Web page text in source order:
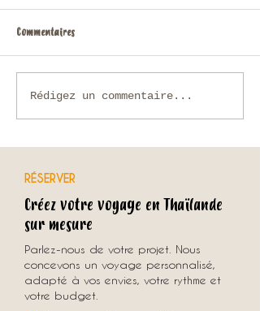
Que faire en Thaïlande en
novembre ?
Commentaires
Rédigez un commentaire...
RÉSERVER
Créez votre voyage en Thaïlande
sur mesure
Parlez-nous de votre projet. Nous
concevons un voyage personnalisé,
adapté à vos envies, votre rythme et
votre budget.